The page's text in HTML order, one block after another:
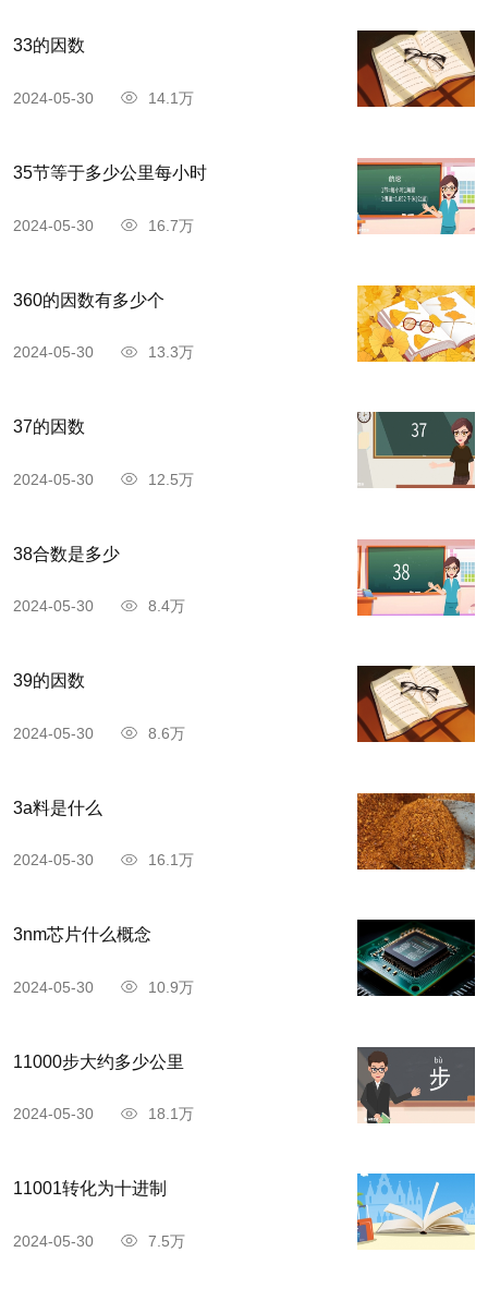
33的因数
2024-05-30 14.1万
35节等于多少公里每小时
2024-05-30 16.7万
360的因数有多少个
2024-05-30 13.3万
37的因数
2024-05-30 12.5万
38合数是多少
2024-05-30 8.4万
39的因数
2024-05-30 8.6万
3a料是什么
2024-05-30 16.1万
3nm芯片什么概念
2024-05-30 10.9万
11000步大约多少公里
2024-05-30 18.1万
11001转化为十进制
2024-05-30 7.5万